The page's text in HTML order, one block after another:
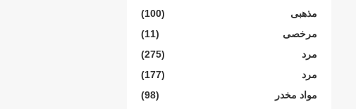
مذهبی
(100)
مرخصی
(11)
مرد
(275)
مرد
(177)
مواد مخدر
(98)